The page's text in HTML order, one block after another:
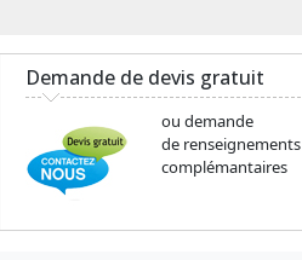
Demande de devis gratuit
ou demande
de renseignements
complémantaires